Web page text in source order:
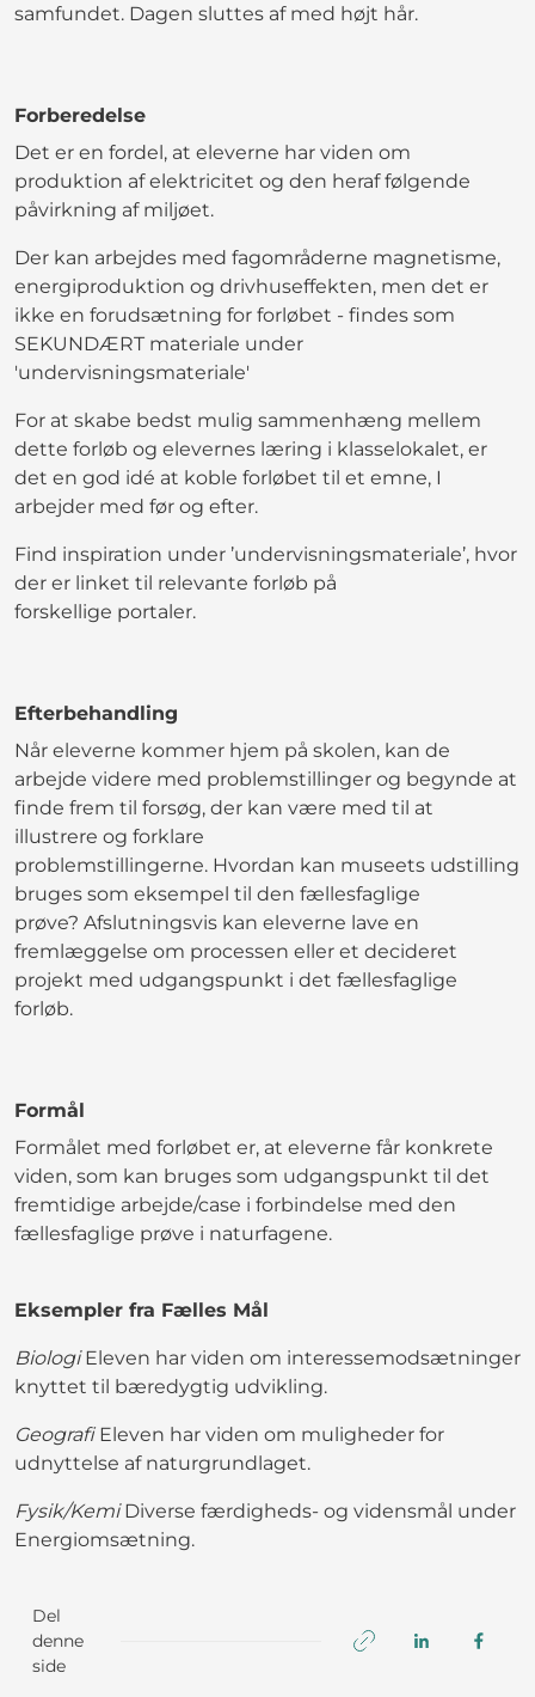
samfundet. Dagen sluttes af med højt hår.
Forberedelse
Det er en fordel, at eleverne har viden om
produktion af elektricitet og den heraf følgende
påvirkning af miljøet.
Der kan arbejdes med fagområderne magnetisme,
energiproduktion og drivhuseffekten, men det er
ikke en forudsætning for forløbet - findes som
SEKUNDÆRT materiale under
'undervisningsmateriale'
For at skabe bedst mulig sammenhæng mellem
dette forløb og elevernes læring i klasselokalet, er
det en god idé at koble forløbet til et emne, I
arbejder med før og efter.
Find inspiration under ’undervisningsmateriale’, hvor
der er linket til relevante forløb på
forskellige portaler.
Efterbehandling
Når eleverne kommer hjem på skolen, kan de
arbejde videre med problemstillinger og begynde at
finde frem til forsøg, der kan være med til at
illustrere og forklare
problemstillingerne. Hvordan kan museets udstilling
bruges som eksempel til den fællesfaglige
prøve? Afslutningsvis kan eleverne lave en
fremlæggelse om processen eller et decideret
projekt med udgangspunkt i det fællesfaglige
forløb.
Formål
Formålet med forløbet er, at eleverne får konkrete
viden, som kan bruges som udgangspunkt til det
fremtidige arbejde/case i forbindelse med den
fællesfaglige prøve i naturfagene.
Eksempler fra Fælles Mål
BiologiEleven har viden om interessemodsætninger
knyttet til bæredygtig udvikling.
GeografiEleven har viden om muligheder for
udnyttelse af naturgrundlaget.
Fysik/KemiDiverse færdigheds- og vidensmål under
Energiomsætning.
Del
denne
side